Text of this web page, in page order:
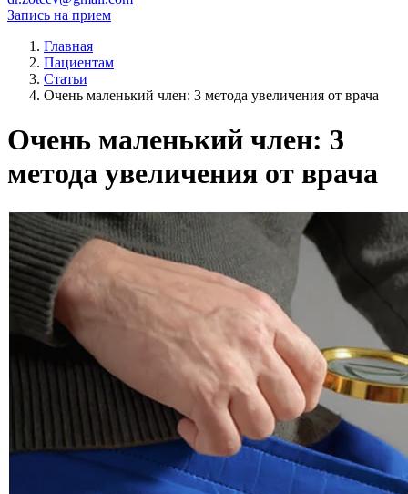
Запись на прием
Главная
Пациентам
Статьи
Очень маленький член: 3 метода увеличения от врача
Очень маленький член: 3
метода увеличения от врача